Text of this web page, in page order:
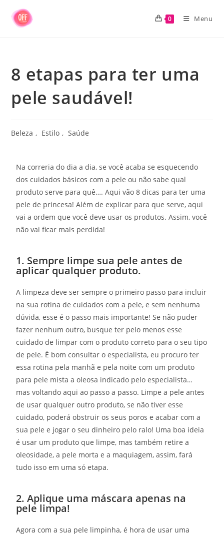
0 Menu
8 etapas para ter uma
pele saudável!
Beleza , Estilo , Saúde
Na correria do dia a dia, se você acaba se esquecendo
dos cuidados básicos com a pele ou não sabe qual
produto serve para quê…. Aqui vão 8 dicas para ter uma
pele de princesa! Além de explicar para que serve, aqui
vai a ordem que você deve usar os produtos. Assim, você
não vai ficar mais perdida!
1. Sempre limpe sua pele antes de
aplicar qualquer produto.
A limpeza deve ser sempre o primeiro passo para incluir
na sua rotina de cuidados com a pele, e sem nenhuma
dúvida, esse é o passo mais importante! Se não puder
fazer nenhum outro, busque ter pelo menos esse
cuidado de limpar com o produto correto para o seu tipo
de pele. É bom consultar o especialista, eu procuro ter
essa rotina pela manhã e pela noite com um produto
para pele mista a oleosa indicado pelo especialista…
mas voltando aqui ao passo a passo. Limpe a pele antes
de usar qualquer outro produto, se não tiver esse
cuidado, poderá obstruir os seus poros e acabar com a
sua pele e jogar o seu dinheiro pelo ralo! Uma boa ideia
é usar um produto que limpe, mas também retire a
oleosidade, a pele morta e a maquiagem, assim, fará
tudo isso em uma só etapa.
2. Aplique uma máscara apenas na
pele limpa!
Agora com a sua pele limpinha, é hora de usar uma